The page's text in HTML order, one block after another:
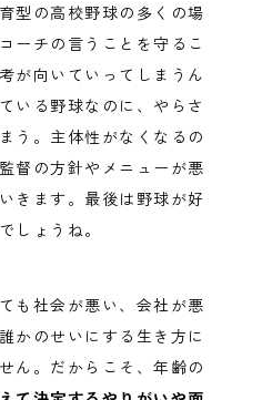
型の高校野球の多くの場
ーチの言うことを守るこ
が向いていってしまうん
いる野球なのに、やらさ
う。主体性がなくなるの
督の方針やメニューが悪
きます。最後は野球が好
しょうね。
も社会が悪い、会社が悪
かのせいにする生き方に
ん。だからこそ、年齢の